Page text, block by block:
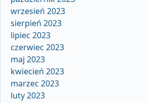
wrzesień 2023
sierpień 2023
lipiec 2023
czerwiec 2023
maj 2023
kwiecień 2023
marzec 2023
luty 2023